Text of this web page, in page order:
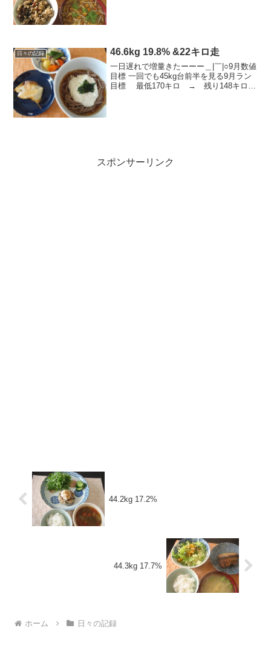
日々の記録 46.6kg 19.8% &22キロ走
一日遅れで増量きたーーー＿|￣|○9月数値
目標 一回でも45kg台前半を見る9月ラン
目標 最低170キロ → 残り148キロ二
スポンサーリンク
44.2kg 17.2%
44.3kg 17.7%
ホーム 日々の記録